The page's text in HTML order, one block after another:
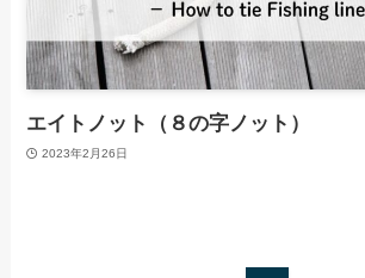
エイトノット（８の字ノット）
2023年2月26日